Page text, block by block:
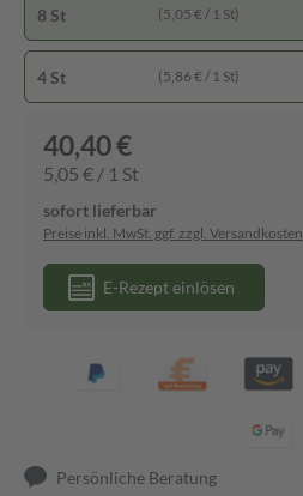
8 St (5,05 € / 1 St)
4 St (5,86 € / 1 St)
40,40 €
5,05 € / 1 St
sofort lieferbar
Preise inkl. MwSt. ggf. zzgl. Versandkosten
E-Rezept einlösen
Persönliche Beratung